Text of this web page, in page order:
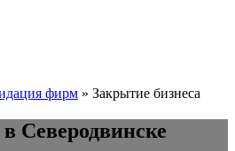
фирм » Закрытие бизнеса
Северодвинске